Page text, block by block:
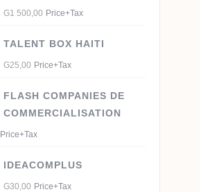
G1 500,00 Price+Tax
TALENT BOX HAITI
G25,00 Price+Tax
FLASH COMPANIES DE
COMMERCIALISATION
Price+Tax
IDEACOMPLUS
G30,00 Price+Tax